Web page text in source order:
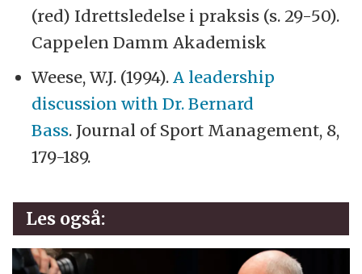
(red) Idrettsledelse i praksis (s. 29-50).
Cappelen Damm Akademisk
Weese, W.J. (1994). A leadership
discussion with Dr. Bernard
Bass. Journal of Sport Management, 8,
179-189.
Les også: